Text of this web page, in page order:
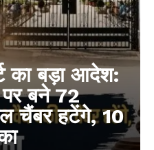
का बड़ा आदेश:
पर बने 72
चैंबर हटेंगे, 10